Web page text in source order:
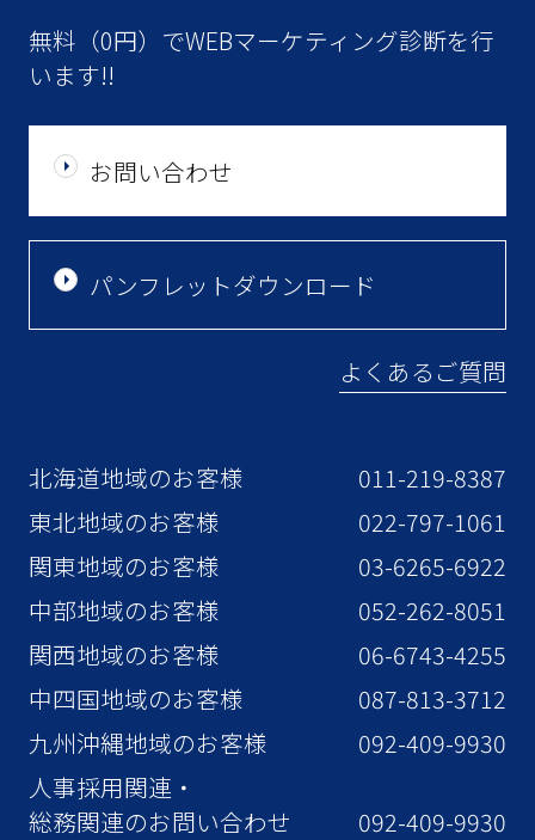
無料（0円）でWEBマーケティング診断を行
います!!
お問い合わせ
パンフレットダウンロード
よくあるご質問
北海道地域のお客様
011-219-8387
東北地域のお客様
022-797-1061
関東地域のお客様
03-6265-6922
中部地域のお客様
052-262-8051
関西地域のお客様
06-6743-4255
中四国地域のお客様
087-813-3712
九州沖縄地域のお客様
092-409-9930
人事採用関連・
総務関連のお問い合わせ
092-409-9930